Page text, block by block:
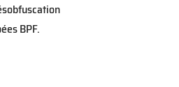
BPF.